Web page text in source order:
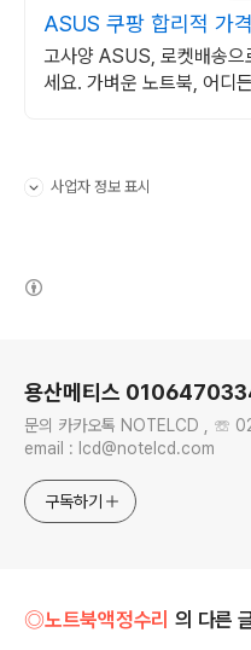
ASUS 쿠팡 합리적 가
고사양 ASUS, 로켓배송으
세요. 가벼운 노트북, 어디
사업자 정보 표시
용산메티스
문의 카카오톡 NOTELCD , ☏ 02)701-9925 . skype &
email : lcd@notelcd.com
구독하기
◎노트북액정수리 의 다른